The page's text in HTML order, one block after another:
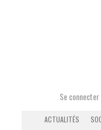
Se connecter
ACTUALITÉS